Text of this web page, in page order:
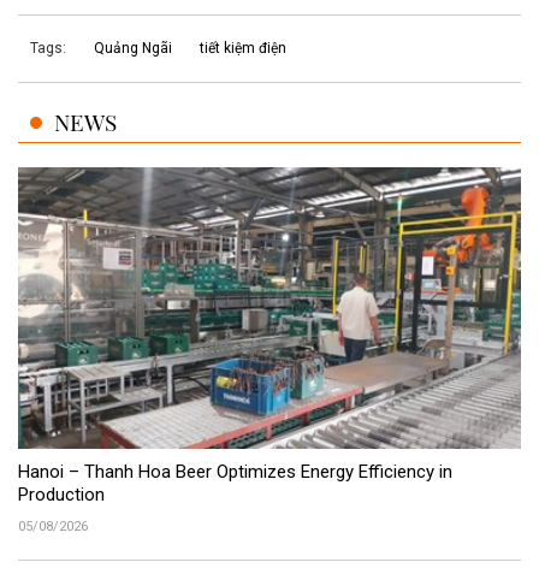
Tags: Quảng Ngãi tiết kiệm điện
NEWS
Hanoi – Thanh Hoa Beer Optimizes Energy Efficiency in
Production
05/08/2026